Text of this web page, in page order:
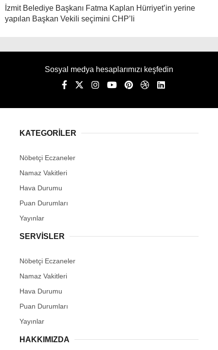
İzmit Belediye Başkanı Fatma Kaplan Hürriyet’in yerine
yapılan Başkan Vekili seçimini CHP’li
Sosyal medya hesaplarımızı keşfedin
KATEGORİLER
Nöbetçi Eczaneler
Namaz Vakitleri
Hava Durumu
Puan Durumları
Yayınlar
SERVİSLER
Nöbetçi Eczaneler
Namaz Vakitleri
Hava Durumu
Puan Durumları
Yayınlar
HAKKIMIZDA